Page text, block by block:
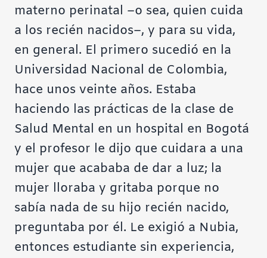
materno perinatal –o sea, quien cuida
a los recién nacidos–, y para su vida,
en general. El primero sucedió en la
Universidad Nacional de Colombia,
hace unos veinte años. Estaba
haciendo las prácticas de la clase de
Salud Mental en un hospital en Bogotá
y el profesor le dijo que cuidara a una
mujer que acababa de dar a luz; la
mujer lloraba y gritaba porque no
sabía nada de su hijo recién nacido,
preguntaba por él. Le exigió a Nubia,
entonces estudiante sin experiencia,